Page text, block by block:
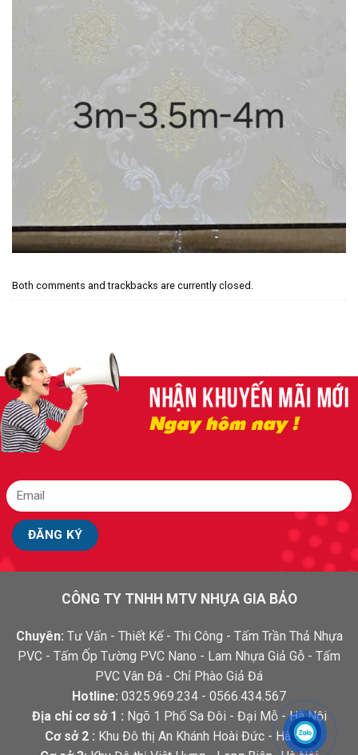
Both comments and trackbacks are currently closed.
CÔNG TY TNHH MTV NHỰA GIA BẢO
Chuyên: Tư Vấn - Thiết Kế - Thi Công - Tấm Trần Thả Nhựa
PVC - Tấm Ốp Tường PVC Nano - Lam Nhựa Giả Gỗ - Tấm
PVC Vân Đá - Chỉ Phào Giả Đá
Hotline: 0325.969.234 - 0566.434.567
Địa chỉ cơ sở 1 : Ngõ 1 Phố Sa Đôi - Đại Mỗ - Hà Nội
Cơ sở 2 : Khu Đô thị An Khánh Hoài Đức - Hà Nội